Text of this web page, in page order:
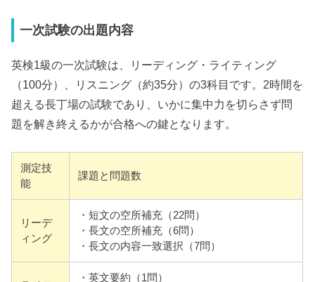
一次試験の出題内容
英検1級の一次試験は、リーディング・ライティング
（100分）、リスニング（約35分）の3科目です。2時間を
超える長丁場の試験であり、いかに集中力を切らさず問
題を解き終えるかが合格への鍵となります。
測定技
能
課題と問題数
リーデ
ィング
・短文の空所補充（22問）
・長文の空所補充（6問）
・長文の内容一致選択（7問）
・英文要約（1問）